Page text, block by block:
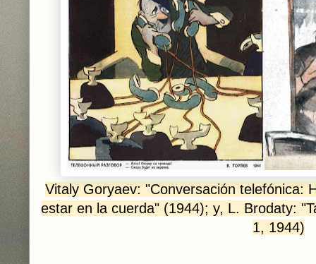
Vitaly Goryaev: "Conversación telefónica:
estar en la cuerda" (1944); y, L. Brodaty:
1, 1944)